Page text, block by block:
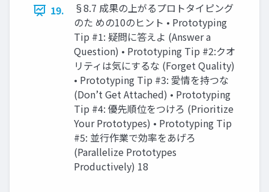
19.
§8.7 成果の上がるプロトタイピング
のた めの10のヒント • Prototyping
Tip #1: 疑問に答えよ (Answer a
Question) • Prototyping Tip #2:クオ
リティは気にするな (Forget Quality)
• Prototyping Tip #3: 愛情を持つな
(Don’t Get Attached) • Prototyping
Tip #4: 優先順位をつけろ (Prioritize
Your Prototypes) • Prototyping Tip
#5: 並行作業で効率をあげろ
(Parallelize Prototypes
Productively) 18